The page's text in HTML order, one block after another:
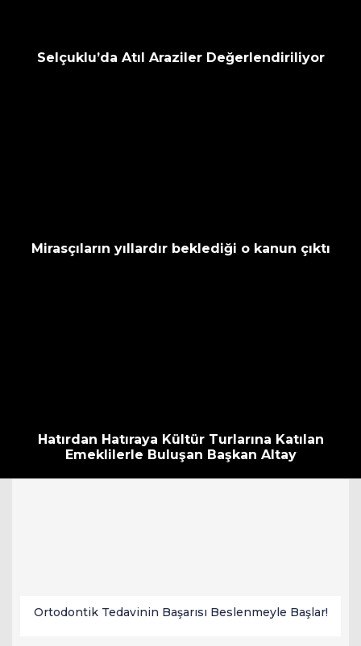
Selçuklu’da Atıl Araziler Değerlendiriliyor
Mirasçıların yıllardır beklediği o kanun çıktı
Hatırdan Hatıraya Kültür Turlarına Katılan
Emeklilerle Buluşan Başkan Altay
Ortodontik Tedavinin Başarısı Beslenmeyle Başlar!